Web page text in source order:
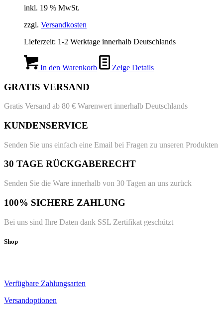
inkl. 19 % MwSt.
zzgl. Versandkosten
Lieferzeit: 1-2 Werktage innerhalb Deutschlands
In den Warenkorb Zeige Details
GRATIS VERSAND
Gratis Versand ab 80 € Warenwert innerhalb Deutschlands
KUNDENSERVICE
Senden Sie uns einfach eine Email bei Fragen zu unseren Produkten
30 TAGE RÜCKGABERECHT
Senden Sie die Ware innerhalb von 30 Tagen an uns zurück
100% SICHERE ZAHLUNG
Bei uns sind Ihre Daten dank SSL Zertifikat geschützt
Shop
Verfügbare Zahlungsarten
Versandoptionen